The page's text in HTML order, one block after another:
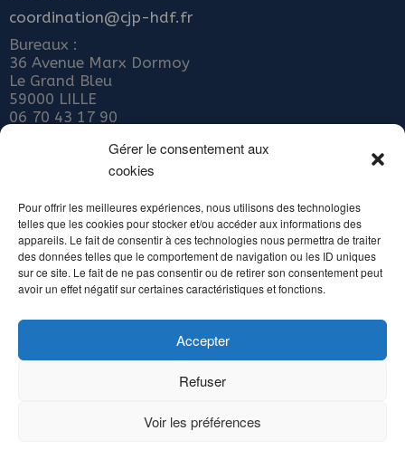
Gérer le consentement aux
cookies
Pour offrir les meilleures expériences, nous utilisons des technologies
telles que les cookies pour stocker et/ou accéder aux informations des
appareils. Le fait de consentir à ces technologies nous permettra de traiter
des données telles que le comportement de navigation ou les ID uniques
sur ce site. Le fait de ne pas consentir ou de retirer son consentement peut
avoir un effet négatif sur certaines caractéristiques et fonctions.
Accepter
Refuser
Voir les préférences
coordination@cjp-hdf.fr
Bureaux :
36 Avenue Marx Dormoy
Le Grand Bleu
59000 LILLE
06 70 43 17 90
ADHÉRER AU COLLECTIF JEUNE PUBLIC
Inscrivez votre email ci-dessous
Alternative:
Mentions légales et crédits